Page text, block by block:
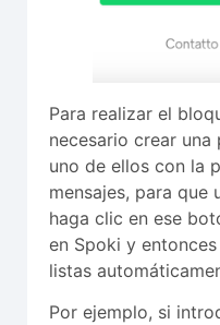
Para realizar el
necesario crear
uno de ellos con la
mensajes, para que
haga clic en ese
en Spoki y
listas
Por ejemplo, si